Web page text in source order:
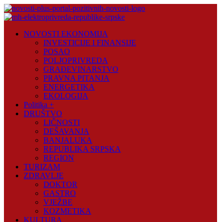
Skip
to
Plus
NOVOSTI EKONOMIJA
INVESTICIJE I FINANSIJE
POSAO
POLJOPRIVREDA
GRAĐEVINARSTVO
PRAVNA PITANJA
ENERGETIKA
EKOLOGIJA
Politika +
DRUŠTVO
LIČNOSTI
DEŠAVANJA
BANJALUKA
REPUBLIKA SRPSKA
REGION
TURIZAM
ZDRAVLJE
DOKTOR
GASTRO
VJEŽBE
KOZMETIKA
KULTURA